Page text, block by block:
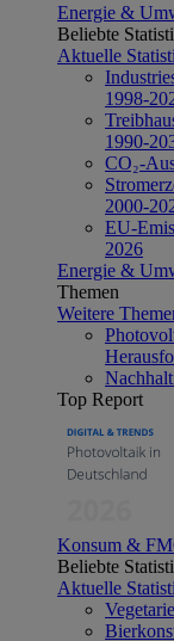
Energie &
Beliebte
Aktuelle
1998-
1990-
CO₂-
2000-
EU-
2026
Energie &
Themen
Weitere
Top Report
Konsum &
Beliebte
Aktuelle